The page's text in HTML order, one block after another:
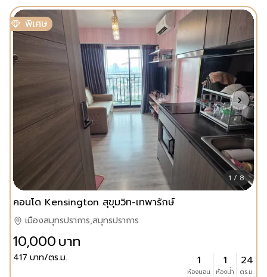
พิเศษ
1 / 8
คอนโด Kensington สุขุมวิท-เทพารักษ์
เมืองสมุทรปราการ,สมุทรปราการ
10,000บาท
417 บาท/ตร.ม. 1
ห้องนอน
1
ห้องน้ำ
24
ตร.ม.